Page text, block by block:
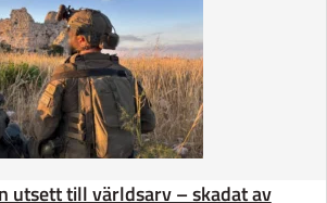
utsett till världsarv – skadat av